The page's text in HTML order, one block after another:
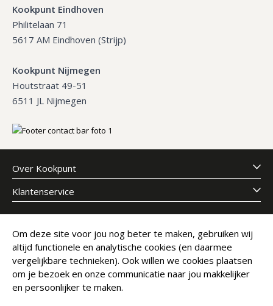
Kookpunt Eindhoven
Philitelaan 71
5617 AM Eindhoven (Strijp)
Kookpunt Nijmegen
Houtstraat 49-51
6511 JL Nijmegen
Over Kookpunt
Klantenservice
Meld je aan voor onze nieuwsbrief
E-mailadres
Abonneer
Om deze site voor jou nog beter te maken, gebruiken wij
altijd functionele en analytische cookies (en daarmee
vergelijkbare technieken). Ook willen we cookies plaatsen
om je bezoek en onze communicatie naar jou makkelijker
en persoonlijker te maken.